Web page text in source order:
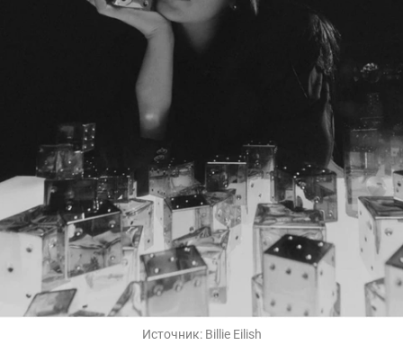
Источник: Billie Eilish